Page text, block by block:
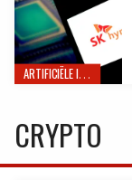
ARTIFICIËLE INTELLIGENTIE
CRYPTO